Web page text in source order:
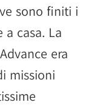
sono finiti i
casa. La
era
missioni